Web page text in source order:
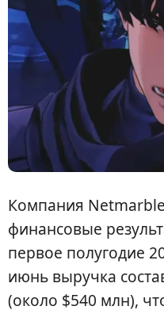
Компания Netmarble
финансовые
первое полугодие
июнь выручка
(около $540 млн),